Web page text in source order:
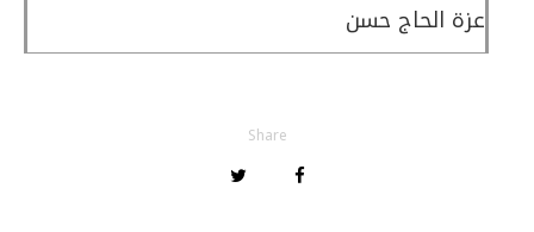
عزة الحاج حسن
Share